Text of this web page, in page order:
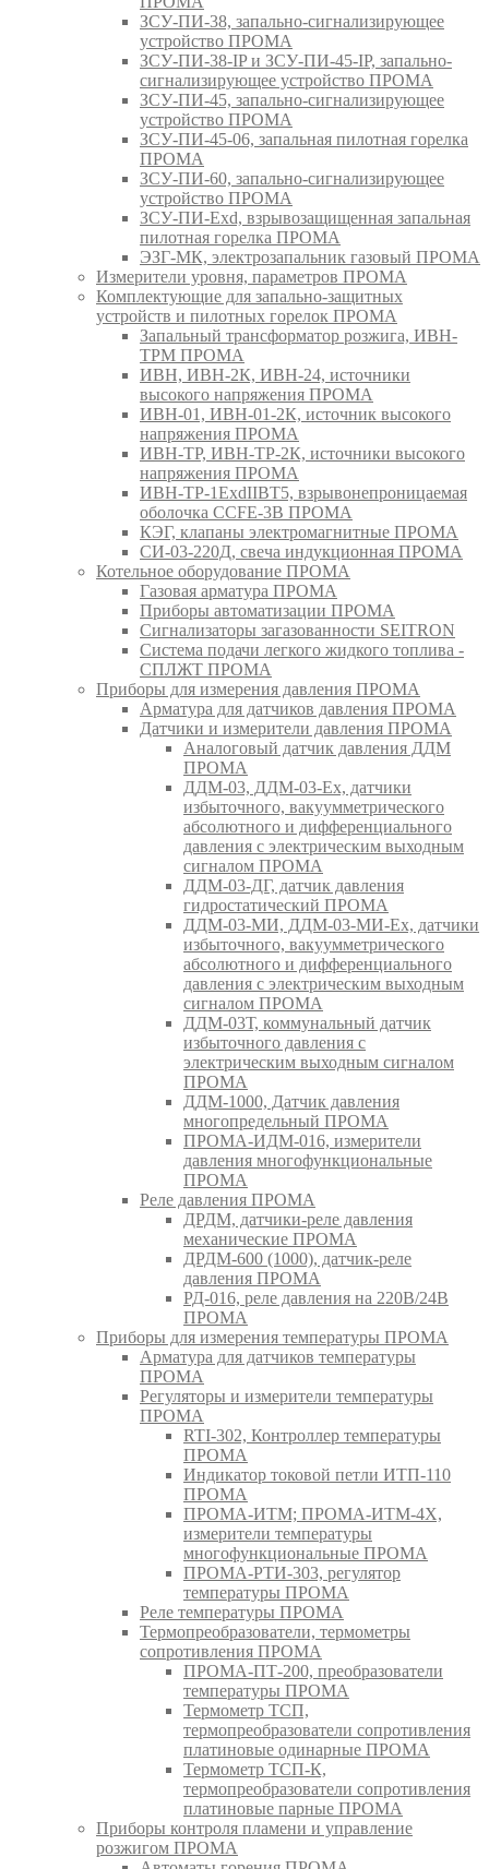
ЗСУ-ПИ-38, запально-сигнализирующее
устройство ПРОМА
ЗСУ-ПИ-38-IP и ЗСУ-ПИ-45-IP, запально-
сигнализирующее устройство ПРОМА
ЗСУ-ПИ-45, запально-сигнализирующее
устройство ПРОМА
ЗСУ-ПИ-45-06, запальная пилотная горелка
ПРОМА
ЗСУ-ПИ-60, запально-сигнализирующее
устройство ПРОМА
ЗСУ-ПИ-Exd, взрывозащищенная запальная
пилотная горелка ПРОМА
ЭЗГ-МК, электрозапальник газовый ПРОМА
Измерители уровня, параметров ПРОМА
Комплектующие для запально-защитных
устройств и пилотных горелок ПРОМА
Запальный трансформатор розжига, ИВН-
ТРМ ПРОМА
ИВН, ИВН-2К, ИВН-24, источники
высокого напряжения ПРОМА
ИВН-01, ИВН-01-2К, источник высокого
напряжения ПРОМА
ИВН-ТР, ИВН-ТР-2К, источники высокого
напряжения ПРОМА
ИВН-ТР-1ExdIIBT5, взрывонепроницаемая
оболочка CCFE-3B ПРОМА
КЭГ, клапаны электромагнитные ПРОМА
СИ-03-220Д, свеча индукционная ПРОМА
Котельное оборудование ПРОМА
Газовая арматура ПРОМА
Приборы автоматизации ПРОМА
Сигнализаторы загазованности SEITRON
Система подачи легкого жидкого топлива -
СПЛЖТ ПРОМА
Приборы для измерения давления ПРОМА
Арматура для датчиков давления ПРОМА
Датчики и измерители давления ПРОМА
Аналоговый датчик давления ДДМ
ПРОМА
ДДМ-03, ДДМ-03-Ех, датчики
избыточного, вакуумметрического
абсолютного и дифференциального
давления с электрическим выходным
сигналом ПРОМА
ДДМ-03-ДГ, датчик давления
гидростатический ПРОМА
ДДМ-03-МИ, ДДМ-03-МИ-Ех, датчики
избыточного, вакуумметрического
абсолютного и дифференциального
давления с электрическим выходным
сигналом ПРОМА
ДДМ-03Т, коммунальный датчик
избыточного давления с
электрическим выходным сигналом
ПРОМА
ДДМ-1000, Датчик давления
многопредельный ПРОМА
ПРОМА-ИДМ-016, измерители
давления многофункциональные
ПРОМА
Реле давления ПРОМА
ДРДМ, датчики-реле давления
механические ПРОМА
ДРДМ-600 (1000), датчик-реле
давления ПРОМА
РД-016, реле давления на 220В/24В
ПРОМА
Приборы для измерения температуры ПРОМА
Арматура для датчиков температуры
ПРОМА
Регуляторы и измерители температуры
ПРОМА
RTI-302, Контроллер температуры
ПРОМА
Индикатор токовой петли ИТП-110
ПРОМА
ПРОМА-ИТМ; ПРОМА-ИТМ-4Х,
измерители температуры
многофункциональные ПРОМА
ПРОМА-РТИ-303, регулятор
температуры ПРОМА
Реле температуры ПРОМА
Термопреобразователи, термометры
сопротивления ПРОМА
ПРОМА-ПТ-200, преобразователи
температуры ПРОМА
Термометр ТСП,
термопреобразователи сопротивления
платиновые одинарные ПРОМА
Термометр ТСП-К,
термопреобразователи сопротивления
платиновые парные ПРОМА
Приборы контроля пламени и управление
розжигом ПРОМА